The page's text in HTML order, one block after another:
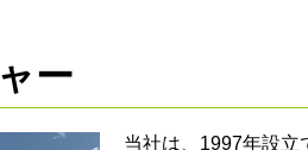
ー
当社は、1997年設立